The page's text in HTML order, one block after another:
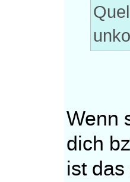
Wenn
dich
ist